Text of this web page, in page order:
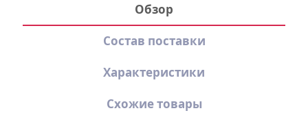
Обзор
Состав поставки
Характеристики
Схожие товары